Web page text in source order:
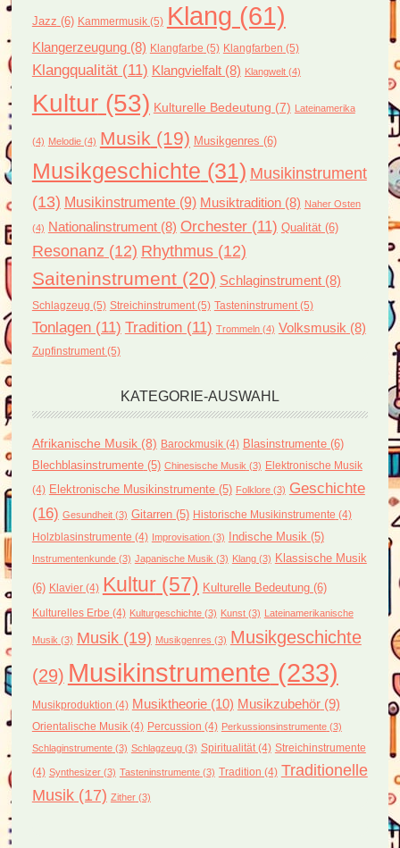
Jazz (6) Kammermusik(5) Klang (61)
Klangerzeugung(8) Klangfarbe (5) Klangfarben (5)
Klangqualität(11) Klangvielfalt(8) Klangwelt(4)
Kultur(53) Kulturelle Bedeutung (7) Lateinamerika
(4) Melodie(4) Musik (19) Musikgenres (6)
Musikgeschichte (31) Musikinstrument
(13) Musikinstrumente(9) Musiktradition(8) Naher Osten
(4) Nationalinstrument(8) Orchester(11) Qualität(6)
Resonanz (12) Rhythmus(12)
Saiteninstrument(20) Schlaginstrument(8)
Schlagzeug (5) Streichinstrument(5) Tasteninstrument(5)
Tonlagen(11) Tradition(11) Trommeln(4) Volksmusik(8)
Zupfinstrument(5)
KATEGORIE-AUSWAHL
Afrikanische Musik(8) Barockmusik(4) Blasinstrumente(6)
Blechblasinstrumente(5) Chinesische Musik(3) Elektronische Musik
(4) Elektronische Musikinstrumente(5) Folklore(3) Geschichte
(16) Gesundheit(3) Gitarren(5) Historische Musikinstrumente (4)
Holzblasinstrumente (4) Improvisation(3) Indische Musik(5)
Instrumentenkunde(3) Japanische Musik(3) Klang(3) Klassische Musik
(6) Klavier(4) Kultur(57) Kulturelle Bedeutung(6)
Kulturelles Erbe (4) Kulturgeschichte(3) Kunst(3) Lateinamerikanische
Musik(3) Musik(19) Musikgenres (3) Musikgeschichte
(29) Musikinstrumente (233)
Musikproduktion (4) Musiktheorie(10) Musikzubehör(9)
Orientalische Musik(4) Percussion (4) Perkussionsinstrumente(3)
Schlaginstrumente(3) Schlagzeug(3) Spiritualität(4) Streichinstrumente
(4) Synthesizer(3) Tasteninstrumente(3) Tradition (4) Traditionelle
Musik(17) Zither(3)